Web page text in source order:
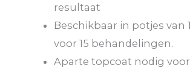
resultaat
Beschikbaar in potjes van
voor 15 behandelingen.
Aparte topcoat nodig